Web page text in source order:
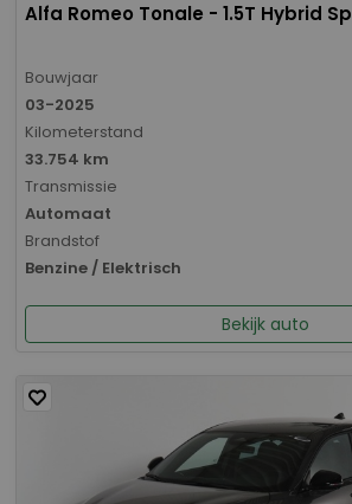
Alfa Romeo Tonale - 1.5T Hybrid
Bouwjaar
03-2025
Kilometerstand
33.754 km
Transmissie
Automaat
Brandstof
Benzine / Elektrisch
Bekijk auto